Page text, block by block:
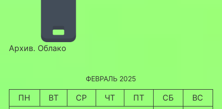
Архив. Облако
ФЕВРАЛЬ 2025
ПН ВТ СР ЧТ ПТ СБ
ВС